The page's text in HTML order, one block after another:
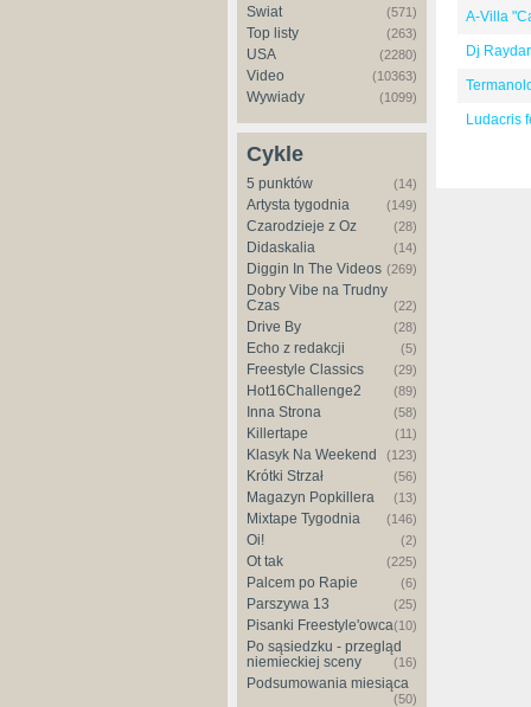
Świat (571)
Top listy (263)
USA (2280)
Video (10363)
Wywiady (1099)
Cykle
5 punktów (14)
Artysta tygodnia (149)
Czarodzieje z Oz (28)
Didaskalia (14)
Diggin In The Videos (269)
Dobry Vibe na Trudny
Czas
(22)
Drive By (28)
Echo z redakcji (5)
Freestyle Classics (29)
Hot16Challenge2 (89)
Inna Strona (58)
Killertape (11)
Klasyk Na Weekend (123)
Krótki Strzał (56)
Magazyn Popkillera (13)
Mixtape Tygodnia (146)
Oi! (2)
Ot tak (225)
Palcem po Rapie (6)
Parszywa 13 (25)
Pisanki Freestyle'owca(10)
Po sąsiedzku - przegląd
niemieckiej sceny
(16)
Podsumowania miesiąca
(50)
A-Villa
Dj
Ludacris